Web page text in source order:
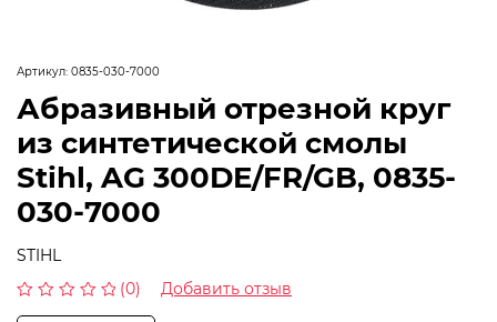
Артикул: 0835-030-7000
Абразивный отрезной круг
из синтетической смолы
Stihl, AG 300DE/FR/GB, 0835-
030-7000
STIHL
(0) Добавить отзыв